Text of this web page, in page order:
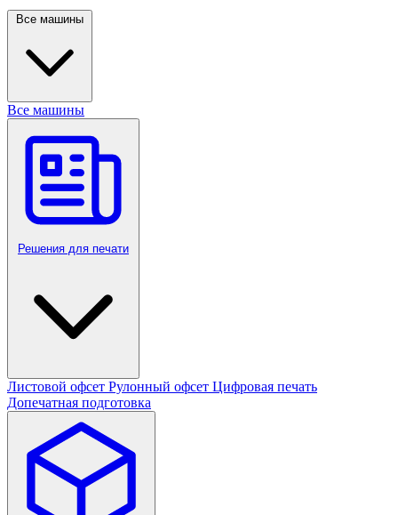
Все машины
Все машины
Решения для печати
Листовой офсет Рулонный офсет Цифровая печать
Допечатная подготовка